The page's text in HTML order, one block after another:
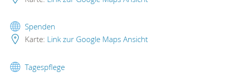
Spenden
Karte: Link zur Google Maps Ansicht
Tagespflege